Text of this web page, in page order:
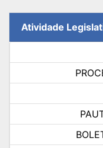
Atividade